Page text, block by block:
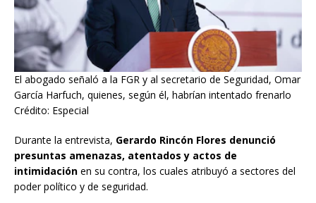
El abogado señaló a la FGR y al secretario de Seguridad, Omar
García Harfuch, quienes, según él, habrían intentado frenarlo
Crédito: Especial
Durante la entrevista, Gerardo Rincón Flores denunció
presuntas amenazas, atentados y actos de
intimidación en su contra, los cuales atribuyó a sectores del
poder político y de seguridad.